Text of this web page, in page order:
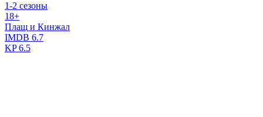
1-2 сезоны
18+
Плащ и Кинжал
IMDB 6.7
KP6.5